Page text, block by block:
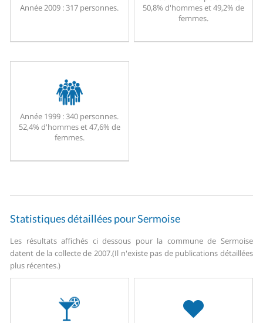
Année 2009 :317 personnes.
50,8% d'hommes et 49,2% de
femmes.
Année 1999 :340 personnes.
52,4% d'hommes et 47,6% de
femmes.
Statistiques détaillées pour Sermoise
Les résultats affichés ci dessous pour la commune de Sermoise
datent de la collecte de 2007.(Il n'existe pas de publications détaillées
plus récentes.)